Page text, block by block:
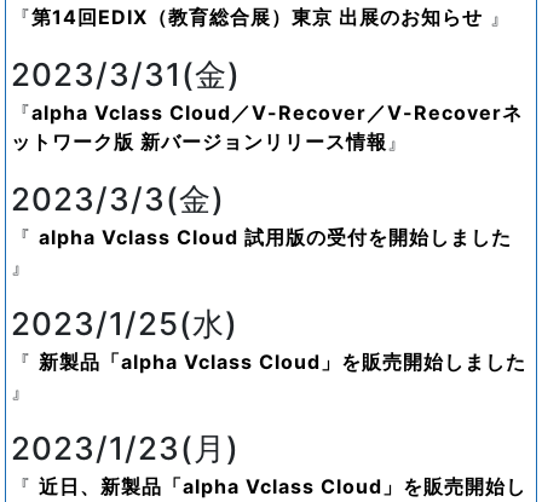
第14回EDIX（教育総合展）東京 出展のお知らせ
2023/3/31(金)
alpha Vclass Cloud／V-Recover／V-Recoverネ
ットワーク版 新バージョンリリース情報
2023/3/3(金)
alpha Vclass Cloud 試用版の受付を開始しました
2023/1/25(水)
新製品「alpha Vclass Cloud」を販売開始しました
2023/1/23(月)
近日、新製品「alpha Vclass Cloud」を販売開始し